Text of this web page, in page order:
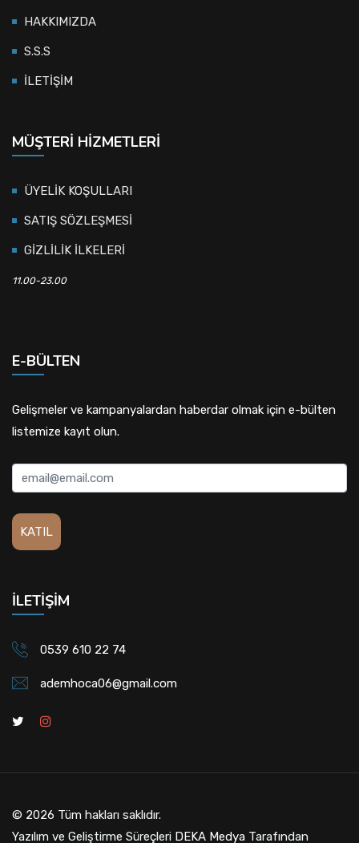
HAKKIMIZDA
S.S.S
İLETİŞİM
MÜŞTERI HIZMETLERI
ÜYELİK KOŞULLARI
SATIŞ SÖZLEŞMESİ
GİZLİLİK İLKELERİ
11.00-23.00
E-BÜLTEN
Gelişmeler ve kampanyalardan haberdar olmak için e-bülten
listemize kayıt olun.
İLETIŞIM
0539 610 22 74
ademhoca06@gmail.com
© 2026 Tüm hakları saklıdır.
Yazılım ve Geliştirme Süreçleri DEKA Medya Tarafından